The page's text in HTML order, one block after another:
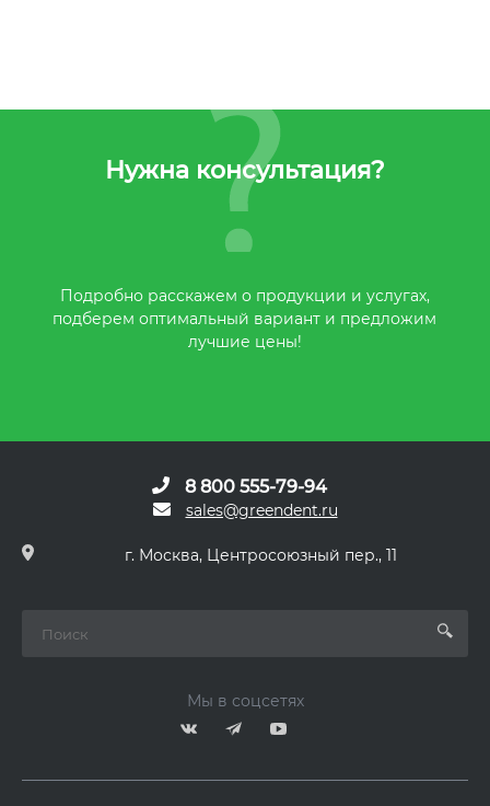
Нужна консультация?
Подробно расскажем о продукции и услугах,
подберем оптимальный вариант и предложим
лучшие цены!
8 800 555-79-94
sales@greendent.ru
г. Москва, Центросоюзный пер., 11
Мы в соцсетях